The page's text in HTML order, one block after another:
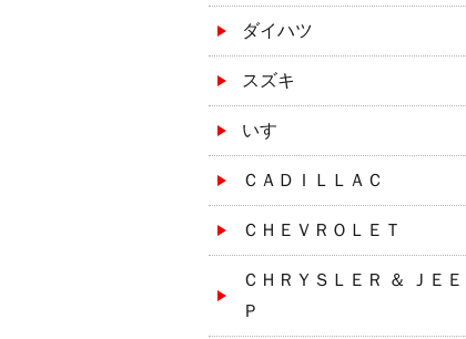
ダイハツ
スズキ
いすゞ
ＣＡＤＩＬＬＡＣ
ＣＨＥＶＲＯＬＥＴ
ＣＨＲＹＳＬＥＲ ＆ ＪＥＥ
Ｐ